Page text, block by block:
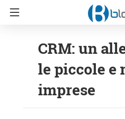
CRM: un
le piccole e
imprese